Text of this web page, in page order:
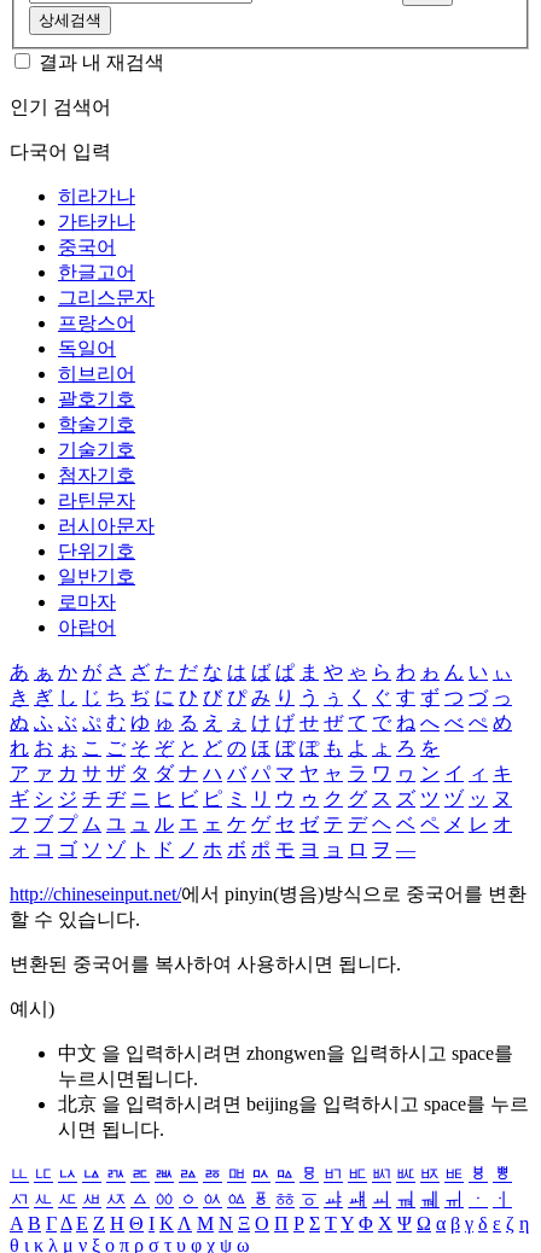
상세검색
결과 내 재검색
인기 검색어
다국어 입력
히라가나
가타카나
중국어
한글고어
그리스문자
프랑스어
독일어
히브리어
괄호기호
학술기호
기술기호
첨자기호
라틴문자
러시아문자
단위기호
일반기호
로마자
아랍어
あ ぁ か が さ ざ た だ な は ば ぱ ま や ゃ ら わ ゎ ん い ぃ
き ぎ し じ ち ぢ に ひ び ぴ み り う ぅ く ぐ す ず つ づ っ
ぬ ふ ぶ ぷ む ゆ ゅ る え ぇ け げ せ ぜ て で ね へ べ ぺ め
れ お ぉ こ ご そ ぞ と ど の ほ ぼ ぽ も よ ょ ろ を
ア ァ カ サ ザ タ ダ ナ ハ バ パ マ ヤ ャ ラ ワ ヮ ン イ ィ キ
ギ シ ジ チ ヂ ニ ヒ ビ ピ ミ リ ウ ゥ ク グ ス ズ ツ ヅ ッ ヌ
フ ブ プ ム ユ ュ ル エ ェ ケ ゲ セ ゼ テ デ ヘ ベ ペ メ レ オ
ォ コ ゴ ソ ゾ ト ド ノ ホ ボ ポ モ ヨ ョ ロ ヲ ―
http://chineseinput.net/에서 pinyin(병음)방식으로 중국어를 변환
할 수 있습니다.
변환된 중국어를 복사하여 사용하시면 됩니다.
예시)
中文 을 입력하시려면 zhongwen을 입력하시고 space를
누르시면됩니다.
北京 을 입력하시려면 beijing을 입력하시고 space를 누르
시면 됩니다.
ㅥ ㅦ ㅧ ㅨ ㅩ ㅪ ㅫ ㅬ ㅭ ㅮ ㅯ ㅰ ㅱ ㅲ ㅳ ㅴ ㅵ ㅶ ㅷ ㅸ
ㅹ
ㅺ ㅻ ㅼ ㅽ ㅾ ㅿ ㆀ ㆁ ㆂ ㆃ ㆄ ㆅ ㆆ ㆇ ㆈ ㆉ ㆊ ㆋ ㆌ ㆍ
ㆎ
Α Β ΓΔ Ε Ζ Η Θ Ι ΚΛ Μ Ν Ξ Ο Π Ρ Σ ΤΥ Φ Χ Ψ Ω α β γ δ ε ζ η
θ ι κ λ μ ν ξ ο π ρ σ τ υ φ χ ψ ω